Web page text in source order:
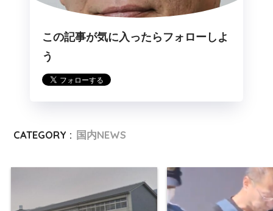
この記事が気に入ったらフォローしよ
う
CATEGORY : 国内NEWS